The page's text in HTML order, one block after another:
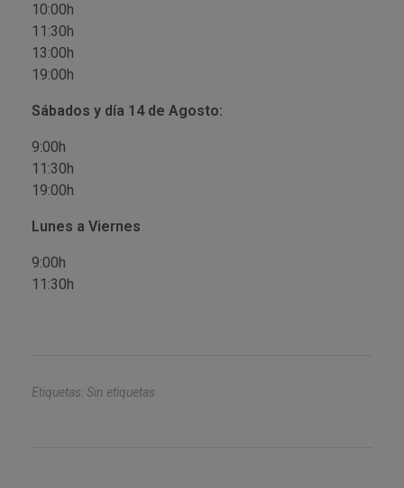
10:00h
11:30h
13:00h
19:00h
Sábados y día 14 de Agosto:
9:00h
11:30h
19:00h
Lunes a Viernes
9:00h
11:30h
Etiquetas: Sin etiquetas